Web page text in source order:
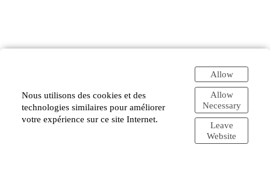
Nous utilisons des cookies et des
technologies similaires pour améliorer
votre expérience sur ce site Internet.
Allow
Allow
Necessary
Leave
Website